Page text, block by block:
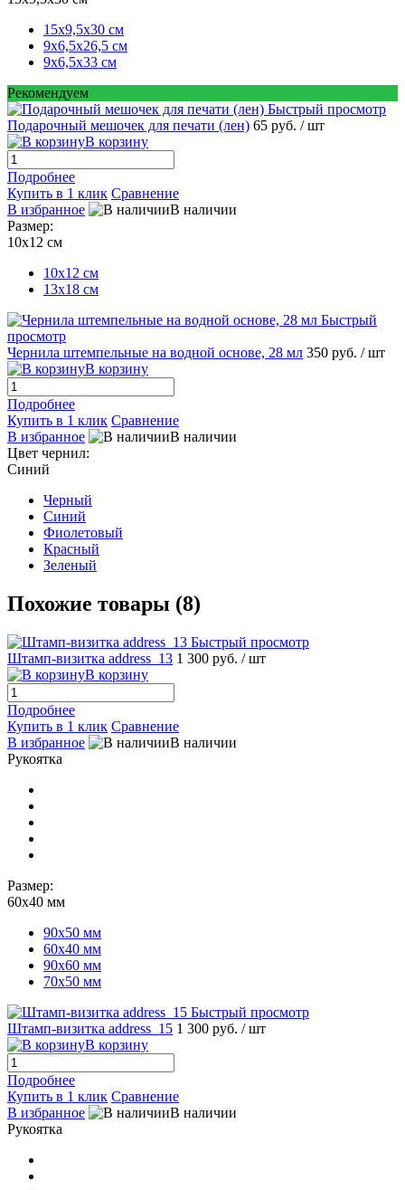
15х9,5х30 см
9х6,5х26,5 см
9х6,5х33 см
Рекомендуем
Быстрый просмотр
Подарочный мешочек для печати (лен) 65 руб. / шт
В корзину
Подробнее
Купить в 1 клик Сравнение
В избранное
В наличии
Размер:
10х12 см
10х12 см
13х18 см
Быстрый
просмотр
Чернила штемпельные на водной основе, 28 мл 350 руб. / шт
В корзину
Подробнее
Купить в 1 клик Сравнение
В избранное
В наличии
Цвет чернил:
Синий
Черный
Синий
Фиолетовый
Красный
Зеленый
Похожие товары (8)
Быстрый просмотр
Штамп-визитка address_13 1 300 руб. / шт
В корзину
Подробнее
Купить в 1 клик Сравнение
В избранное
В наличии
Рукоятка
Размер:
60х40 мм
90х50 мм
60х40 мм
90х60 мм
70х50 мм
Быстрый просмотр
Штамп-визитка address_15 1 300 руб. / шт
В корзину
Подробнее
Купить в 1 клик Сравнение
В избранное
В наличии
Рукоятка